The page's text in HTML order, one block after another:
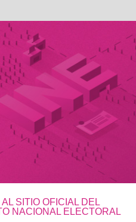
SITIO OFICIAL DEL
NACIONAL ELECTORAL